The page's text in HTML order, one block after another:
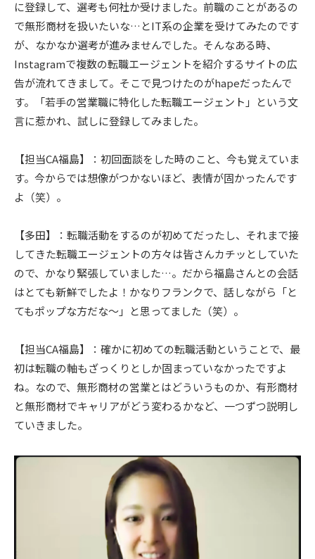
に登録して、選考も何社か受けました。前職のことがあるの
で無形商材を扱いたいな…とIT系の企業を受けてみたのです
が、なかなか選考が進みませんでした。そんなある時、
Instagramで複数の転職エージェントを紹介するサイトの広
告が流れてきまして。そこで見つけたのがhapeだったんで
す。「若手の営業職に特化した転職エージェント」という文
言に惹かれ、試しに登録してみました。
【担当CA福島】：初回面談をした時のこと、今も覚えていま
す。今からでは想像がつかないほど、表情が固かったんです
よ（笑）。
【多田】：転職活動をするのが初めてだったし、それまで接
してきた転職エージェントの方々は皆さんカチッとしていた
ので、かなり緊張していました…。だから福島さんとの会話
はとても新鮮でしたよ！かなりフランクで、話しながら「と
てもポップな方だな〜」と思ってました（笑）。
【担当CA福島】：確かに初めての転職活動ということで、最
初は転職の軸もざっくりとしか固まっていなかったですよ
ね。なので、無形商材の営業とはどういうものか、有形商材
と無形商材でキャリアがどう変わるかなど、一つずつ説明し
ていきました。